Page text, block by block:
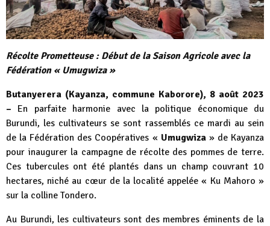
Récolte Prometteuse : Début de la Saison Agricole avec la
Fédération « Umugwiza »
Butanyerera (Kayanza, commune Kaborore), 8 août 2023
– En parfaite harmonie avec la politique économique du
Burundi, les cultivateurs se sont rassemblés ce mardi au sein
de la Fédération des Coopératives « Umugwiza» de Kayanza
pour inaugurer la campagne de récolte des pommes de terre.
Ces tubercules ont été plantés dans un champ couvrant 10
hectares, niché au cœur de la localité appelée « Ku Mahoro »
sur la colline Tondero.
Au Burundi, les cultivateurs sont des membres éminents de la